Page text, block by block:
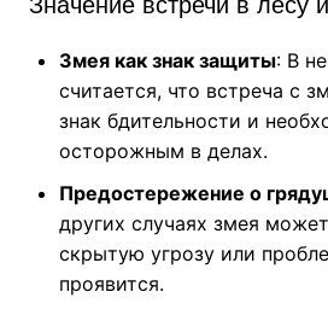
Змея как знак защиты: В
считается, что встреча с
знак бдительности и
осторожным в делах.
Предостережение о
других случаях змея
скрытую угрозу или
проявится.